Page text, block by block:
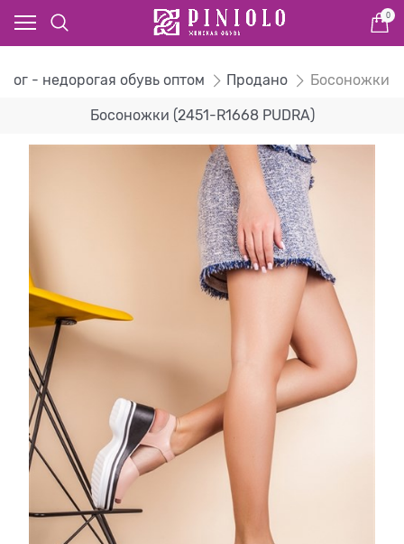
0
- недорогая обувь оптом Продано Босоножки
Босоножки (2451-R1668 PUDRA)